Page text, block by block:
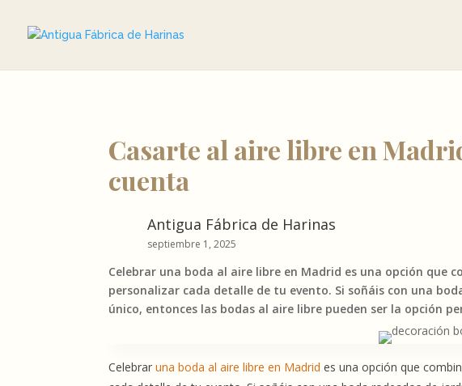
Casarte al aire libre en
cuenta
Antigua Fábrica de Harinas
septiembre 1, 2025
Celebrar una boda al aire libre en Madrid es una opción que
personalizar cada detalle de tu evento. Si soñáis con una
único, entonces las bodas al aire libre pueden ser la opción
Celebraruna boda al aire libre en Madrid es una opción que